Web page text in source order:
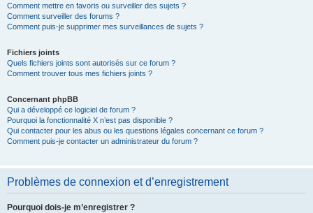
Comment mettre en favoris ou surveiller des sujets ?
Comment surveiller des forums ?
Comment puis-je supprimer mes surveillances de sujets ?
Fichiers joints
Quels fichiers joints sont autorisés sur ce forum ?
Comment trouver tous mes fichiers joints ?
Concernant phpBB
Qui a développé ce logiciel de forum ?
Pourquoi la fonctionnalité X n’est pas disponible ?
Qui contacter pour les abus ou les questions légales concernant ce forum ?
Comment puis-je contacter un administrateur du forum ?
Problèmes de connexion et d’enregistrement
Pourquoi dois-je m’enregistrer ?